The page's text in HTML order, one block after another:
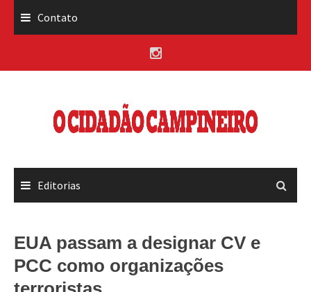
Contato
Editorias
EUA passam a designar CV e
PCC como organizações